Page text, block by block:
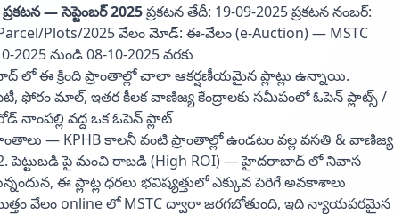
— సెప్టెంబర్ 2025ప్రకటన తేదీ: 19-09-2025 ప్రకటన నంబర్:
Plots/2025 వేలం మోడ్: ఈ-వేలం (e-Auction) — MSTC
నుండి 08-10-2025 వరకు
లో ఈ క్రింది ప్రాంతాల్లో చాలా ఆకర్షణీయమైన ప్లాట్లు ఉన్నాయి.
ఫోరం మాల్, ఇతర కీలక వాణిజ్య కేంద్రాలకు సమీపంలో ఓపెన్ ప్లాట్స్ /
నాంపల్లి వద్ద ఒక ఓపెన్ ప్లాట్
— KPHB కాలనీ వంటి ప్రాంతాల్లో ఉండటం వల్ల వసతి & వాణిజ్య
2. పెట్టుబడి పై మంచి రాబడి (High ROI) — హైదరాబాద్ లో నివాస
ఈ ప్లాట్ల ధరలు భవిష్యత్తులో ఎక్కువ పెరిగే అవకాశాలు
వేలం online లో MSTC ద్వారా జరగబోతుంది, ఇది న్యాయపరమైన